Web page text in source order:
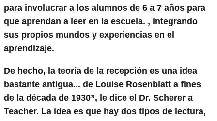
para involucrar a los alumnos de 6 a 7 años para
que aprendan a leer en la escuela. , integrando
sus propios mundos y experiencias en el
aprendizaje.
De hecho, la teoría de la recepción es una idea
bastante antigua... de Louise Rosenblatt a fines
de la década de 1930”, le dice el Dr. Scherer a
Teacher. La idea es que hay dos tipos de lectura,